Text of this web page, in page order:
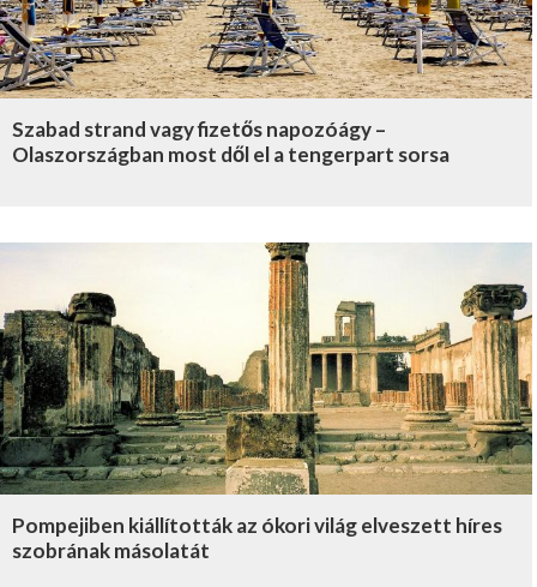
Szabad strand vagy fizetős napozóágy –
Olaszországban most dől el a tengerpart sorsa
Pompejiben kiállították az ókori világ elveszett híres
szobrának másolatát